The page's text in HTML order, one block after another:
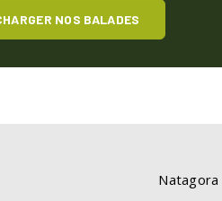
NOS BALADES